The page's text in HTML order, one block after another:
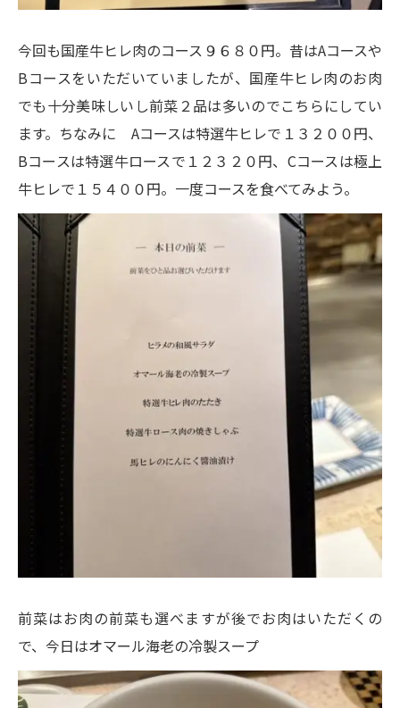
今回も国産牛ヒレ肉のコース９６８０円。昔はAコースや
Bコースをいただいていましたが、国産牛ヒレ肉のお肉
でも十分美味しいし前菜２品は多いのでこちらにしてい
ます。ちなみに Aコースは特選牛ヒレで１３２００円、
Bコースは特選牛ロースで１２３２０円、Cコースは極上
牛ヒレで１５４００円。一度コースを食べてみよう。
前菜はお肉の前菜も選べますが後でお肉はいただくの
で、今日はオマール海老の冷製スープ